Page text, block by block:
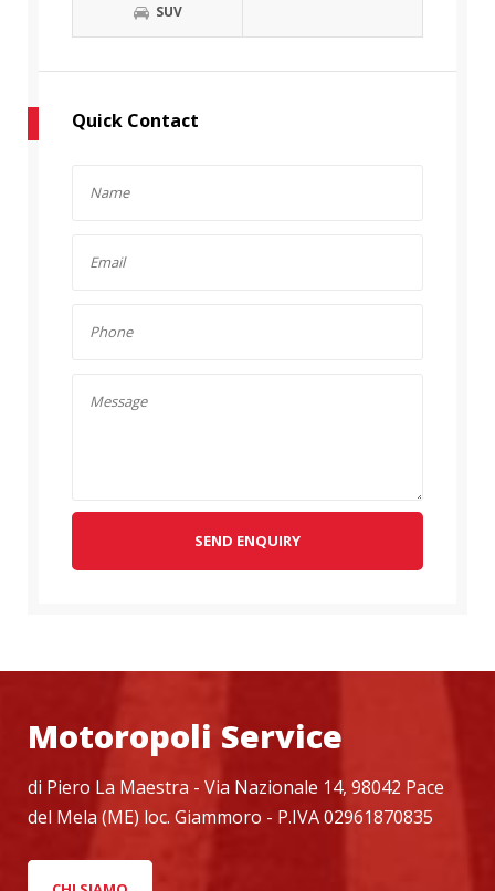
SUV
Quick Contact
SEND ENQUIRY
Motoropoli Service
di Piero La Maestra - Via Nazionale 14, 98042 Pace
del Mela (ME) loc. Giammoro - P.IVA 02961870835